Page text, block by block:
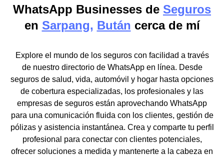
WhatsApp Businesses de Seguros
en Sarpang, Bután cerca de mí
Explore el mundo de los seguros con facilidad a través
de nuestro directorio de WhatsApp en línea. Desde
seguros de salud, vida, automóvil y hogar hasta opciones
de cobertura especializadas, los profesionales y las
empresas de seguros están aprovechando WhatsApp
para una comunicación fluida con los clientes, gestión de
pólizas y asistencia instantánea. Crea y comparte tu perfil
profesional para conectar con clientes potenciales,
ofrecer soluciones a medida y mantenerte a la cabeza en